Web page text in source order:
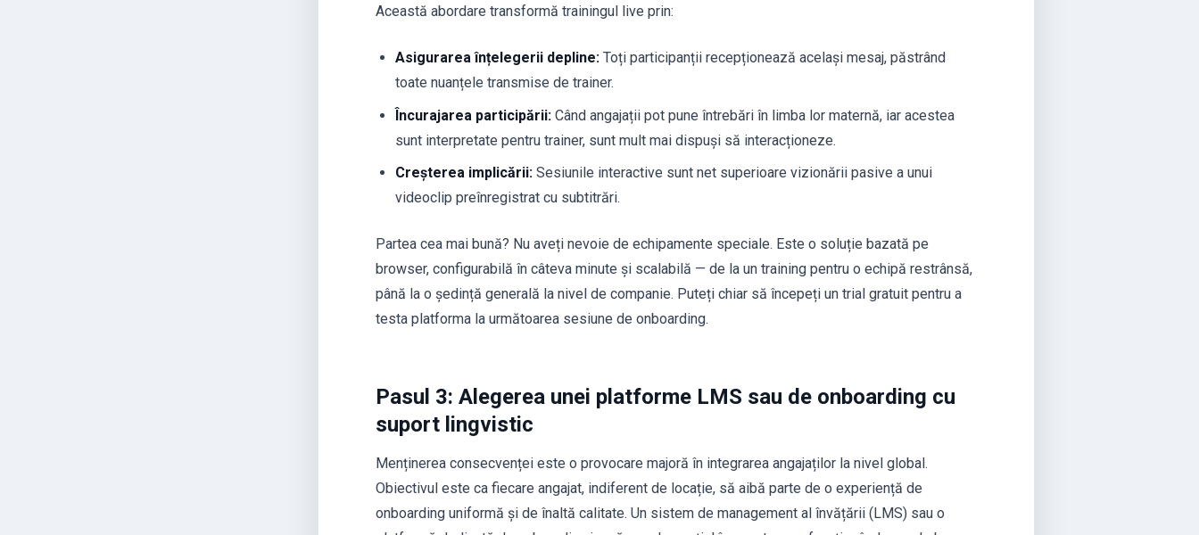
Această abordare transformă trainingul live prin:
Asigurarea înțelegerii depline: Toți participanții recepționează același mesaj, păstrând
toate nuanțele transmise de trainer.
Încurajarea participării: Când angajații pot pune întrebări în limba lor maternă, iar acestea
sunt interpretate pentru trainer, sunt mult mai dispuși să interacționeze.
Creșterea implicării: Sesiunile interactive sunt net superioare vizionării pasive a unui
videoclip preînregistrat cu subtitrări.
Partea cea mai bună? Nu aveți nevoie de echipamente speciale. Este o soluție bazată pe
browser, configurabilă în câteva minute și scalabilă — de la un training pentru o echipă restrânsă,
până la o ședință generală la nivel de companie. Puteți chiar să începeți un trial gratuit pentru a
testa platforma la următoarea sesiune de onboarding.
Pasul 3: Alegerea unei platforme LMS sau de onboarding cu
suport lingvistic
Menținerea consecvenței este o provocare majoră în integrarea angajaților la nivel global.
Obiectivul este ca fiecare angajat, indiferent de locație, să aibă parte de o experiență de
onboarding uniformă și de înaltă calitate. Un sistem de management al învățării (LMS) sau o